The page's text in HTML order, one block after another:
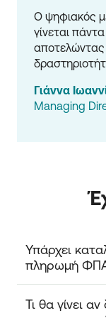
Ο ψηφιακός
γίνεται
Γιάννα
Managing
Υπάρχει
πληρωμή
Η καταληκτική
στην
Τι θα γίνει